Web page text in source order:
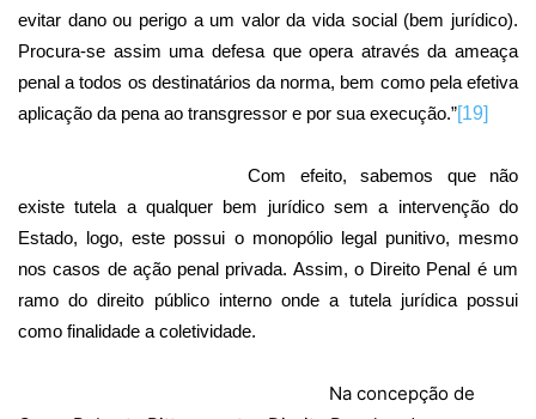
evitar dano ou perigo a um valor da vida social (bem jurídico).
Procura-se assim uma defesa que opera através da ameaça
penal a todos os destinatários da norma, bem como pela efetiva
aplicação da pena ao transgressor e por sua execução.”[19]
Com efeito, sabemos que não
existe tutela a qualquer bem jurídico sem a intervenção do
Estado, logo, este possui o monopólio legal punitivo, mesmo
nos casos de ação penal privada. Assim, o Direito Penal é um
ramo do direito público interno onde a tutela jurídica possui
como finalidade a coletividade.
Na concepção de